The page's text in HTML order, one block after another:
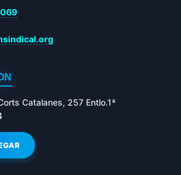
Catalanes, 257 Entlo.1ª